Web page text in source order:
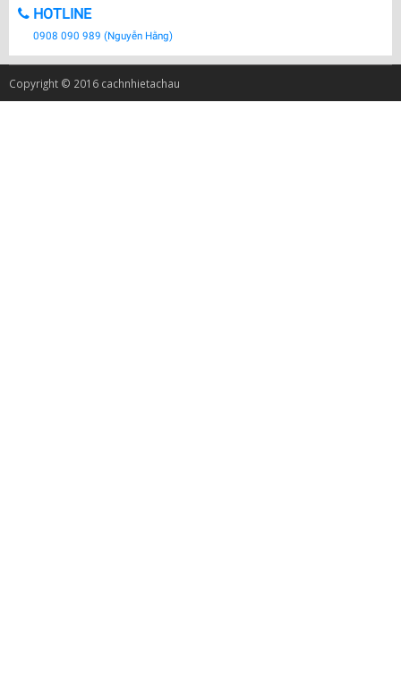
HOTLINE
0908 090 989 (Nguyễn Hằng)
Copyright © 2016 cachnhietachau